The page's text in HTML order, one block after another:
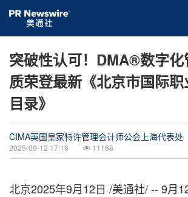
突破性认可！DMA®数字
质荣登最新《北京市国际
目录》
CIMA英国皇家特许管理会计师公会上海代表处
2025-09-12 17:16 11168
北京2025年9月12日 /美通社/ -- 9月